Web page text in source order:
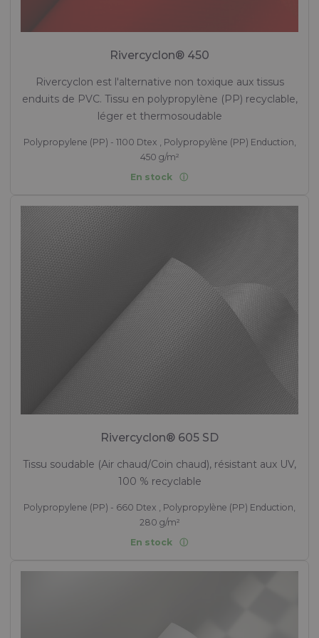
Rivercyclon® 450
Rivercyclon est l'alternative non toxique aux tissus
enduits de PVC. Tissu en polypropylène (PP) recyclable,
léger et thermosoudable
Polypropylene (PP) - 1100 Dtex , Polypropylène (PP) Enduction,
450 g/m²
En stock
Rivercyclon® 605 SD
Tissu soudable (Air chaud/Coin chaud), résistant aux UV,
100 % recyclable
Polypropylene (PP) - 660 Dtex , Polypropylène (PP) Enduction,
280 g/m²
En stock